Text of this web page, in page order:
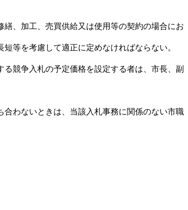
、加工、売買供給又は使用等の契約の場合にお
等を考慮して適正に定めなければならない。
競争入札の予定価格を設定する者は、市長、副
わないときは、当該入札事務に関係のない市職